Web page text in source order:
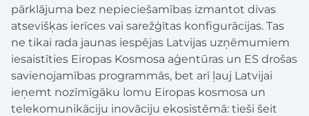
pārklājuma bez nepieciešamības izmantot divas
atsevišķas ierīces vai sarežģītas konfigurācijas. Tas
ne tikai rada jaunas iespējas Latvijas uzņēmumiem
iesaistīties Eiropas Kosmosa aģentūras un ES drošas
savienojamības programmās, bet arī ļauj Latvijai
ieņemt nozīmīgāku lomu Eiropas kosmosa un
telekomunikāciju inovāciju ekosistēmā: tieši šeit